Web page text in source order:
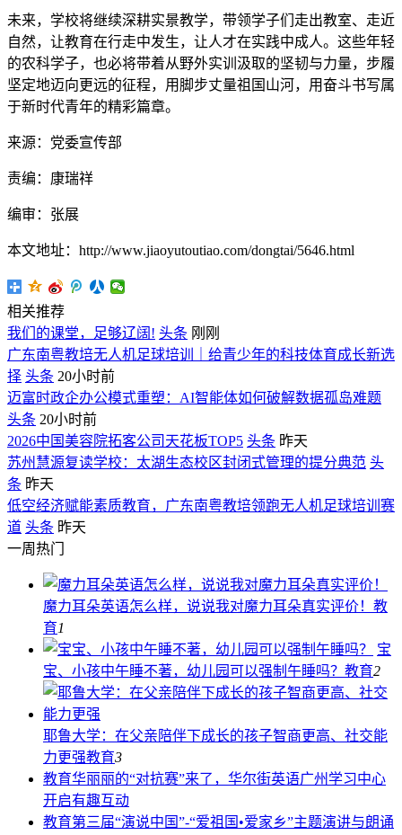
未来，学校将继续深耕实景教学，带领学子们走出教室、走近
自然，让教育在行走中发生，让人才在实践中成人。这些年轻
的农科学子，也必将带着从野外实训汲取的坚韧与力量，步履
坚定地迈向更远的征程，用脚步丈量祖国山河，用奋斗书写属
于新时代青年的精彩篇章。
来源：党委宣传部
责编：康瑞祥
编审：张展
本文地址：http://www.jiaoyutoutiao.com/dongtai/5646.html
相关推荐
我们的课堂，足够辽阔! 头条 刚刚
广东南粤教培无人机足球培训｜给青少年的科技体育成长新选
择 头条 20小时前
迈富时政企办公模式重塑：AI智能体如何破解数据孤岛难题
头条 20小时前
2026中国美容院拓客公司天花板TOP5 头条 昨天
苏州慧源复读学校：太湖生态校区封闭式管理的提分典范 头
条 昨天
低空经济赋能素质教育，广东南粤教培领跑无人机足球培训赛
道 头条 昨天
一周热门
魔力耳朵英语怎么样，说说我对魔力耳朵真实评价！ 教
育1
宝
宝、小孩中午睡不著，幼儿园可以强制午睡吗？ 教育2
耶鲁大学：在父亲陪伴下成长的孩子智商更高、社交能
力更强教育3
教育华丽丽的“对抗赛”来了，华尔街英语广州学习中心
开启有趣互动
教育第三届“演说中国”-“爱祖国•爱家乡”主题演讲与朗诵